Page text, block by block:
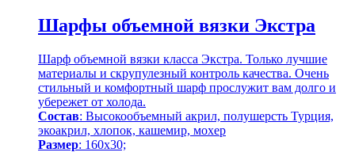
Шарфы объемной вязки Экстра
Шарф объемной вязки класса Экстра. Только лучшие
материалы и скрупулезный контроль качества. Очень
стильный и комфортный шарф прослужит вам долго и
убережет от холода.
Состав: Высокообъемный акрил, полушерсть Турция,
экоакрил, хлопок, кашемир, мохер
Размер: 160х30;